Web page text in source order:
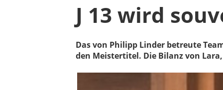
J 13 wird
Das von Philipp Linder betreute
den Meistertitel. Die Bilanz von